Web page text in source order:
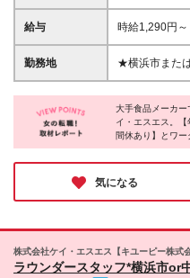
＜必須＞ 普通
持込みが必須
い方 ☆スーパ
や食べること
了時に判断）
年） ※5年後
給与
時給1,290円
訳：1,290円
50,000円
月）あり。期
※残業代100％支給 ★賞与あり/寸志年
年2回※入社2
勤務地
★横浜市また
★転勤なし/直行直帰OK ＼担当
奈川県横浜市の2
区を中心に周
店舗のスーパ
中野 ・杉並区西永
川県横浜市・
っていただき
大手食品メーカー
イ・エスエス。
間休あり】とワー
産育休復帰率100
さ”があるのだと
迎とのこと。安
築いていきたい方
気になる
株式会社ケイ・エスエス【キユーピー株式
ラウンダースタッフ*横浜市or